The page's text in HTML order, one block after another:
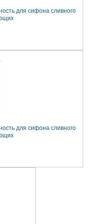
для сифона сливного
для сифона сливного